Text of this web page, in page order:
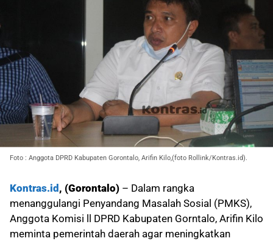
Foto : Anggota DPRD Kabupaten Gorontalo, Arifin Kilo,(foto Rollink/Kontras.id).
Kontras.id , (Gorontalo) – Dalam rangka
menanggulangi Penyandang Masalah Sosial (PMKS),
Anggota Komisi ll DPRD Kabupaten Gorntalo, Arifin Kilo
meminta pemerintah daerah agar meningkatkan